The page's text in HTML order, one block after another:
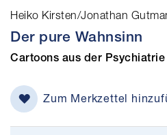
Heiko Kirsten/Jonathan
Der pure Wahnsinn
Cartoons aus der Psychiatrie
Zum Merkzettel